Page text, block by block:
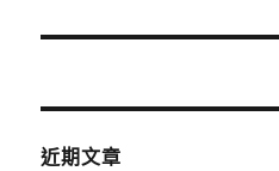
文
近期文章